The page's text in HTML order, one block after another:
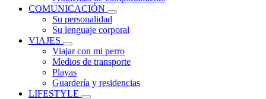
COMUNICACIÓN
Su personalidad
Su lenguaje corporal
VIAJES
Viajar con mi perro
Medios de transporte
Playas
Guardería y residencias
LIFESTYLE